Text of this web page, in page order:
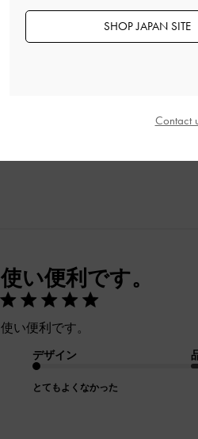
軽くてよいです
カバン自体がとても軽いのと、
使い便利です。
使い便利です。
デザイン
とてもよくなかった
SHOP JAPAN SITE
Contact